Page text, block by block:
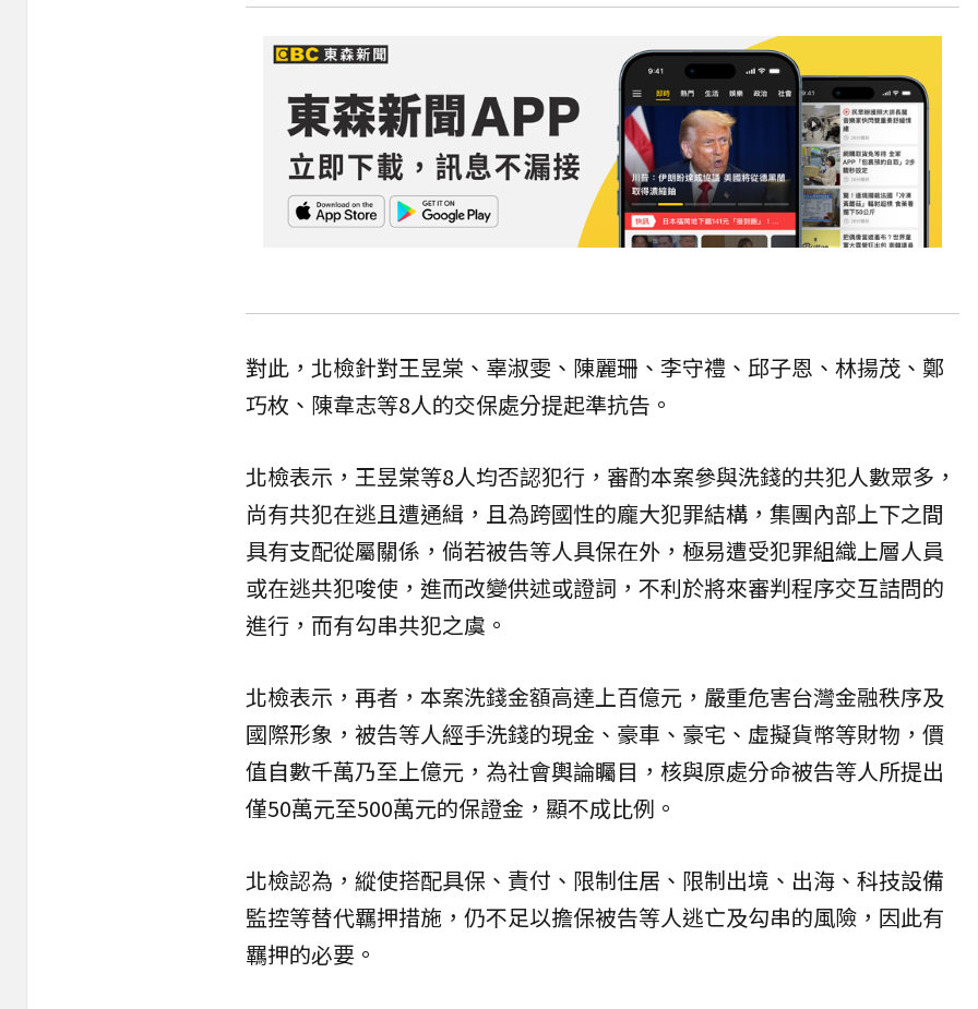
對此，北檢針對王昱棠、辜淑雯、陳麗珊、李守禮、邱子恩、林揚茂、鄭
巧枚、陳韋志等8人的交保處分提起準抗告。
北檢表示，王昱棠等8人均否認犯行，審酌本案參與洗錢的共犯人數眾多，
尚有共犯在逃且遭通緝，且為跨國性的龐大犯罪結構，集團內部上下之間
具有支配從屬關係，倘若被告等人具保在外，極易遭受犯罪組織上層人員
或在逃共犯唆使，進而改變供述或證詞，不利於將來審判程序交互詰問的
進行，而有勾串共犯之虞。
北檢表示，再者，本案洗錢金額高達上百億元，嚴重危害台灣金融秩序及
國際形象，被告等人經手洗錢的現金、豪車、豪宅、虛擬貨幣等財物，價
值自數千萬乃至上億元，為社會輿論矚目，核與原處分命被告等人所提出
僅50萬元至500萬元的保證金，顯不成比例。
北檢認為，縱使搭配具保、責付、限制住居、限制出境、出海、科技設備
監控等替代羈押措施，仍不足以擔保被告等人逃亡及勾串的風險，因此有
羈押的必要。